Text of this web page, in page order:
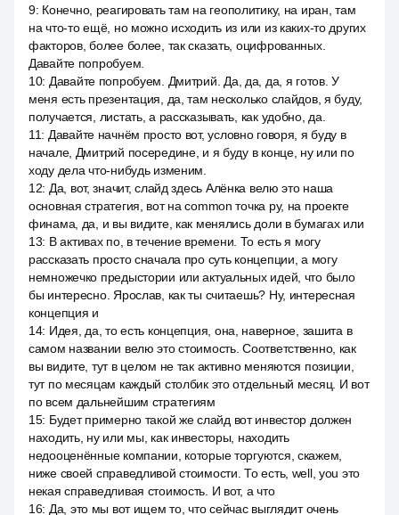
9: Конечно, реагировать там на геополитику, на иран, там
на что-то ещё, но можно исходить из или из каких-то других
факторов, более более, так сказать, оцифрованных.
Давайте попробуем.
10: Давайте попробуем. Дмитрий. Да, да, да, я готов. У
меня есть презентация, да, там несколько слайдов, я буду,
получается, листать, а рассказывать, как удобно, да.
11: Давайте начнём просто вот, условно говоря, я буду в
начале, Дмитрий посередине, и я буду в конце, ну или по
ходу дела что-нибудь изменим.
12: Да, вот, значит, слайд здесь Алёнка велю это наша
основная стратегия, вот на common точка ру, на проекте
финама, да, и вы видите, как менялись доли в бумагах или
13: В активах по, в течение времени. То есть я могу
рассказать просто сначала про суть концепции, а могу
немножечко предыстории или актуальных идей, что было
бы интересно. Ярослав, как ты считаешь? Ну, интересная
концепция и
14: Идея, да, то есть концепция, она, наверное, зашита в
самом названии велю это стоимость. Соответственно, как
вы видите, тут в целом не так активно меняются позиции,
тут по месяцам каждый столбик это отдельный месяц. И вот
по всем дальнейшим стратегиям
15: Будет примерно такой же слайд вот инвестор должен
находить, ну или мы, как инвесторы, находить
недооценённые компании, которые торгуются, скажем,
ниже своей справедливой стоимости. То есть, well, you это
некая справедливая стоимость. И вот, а что
16: Да, это мы вот ищем то, что сейчас выглядит очень